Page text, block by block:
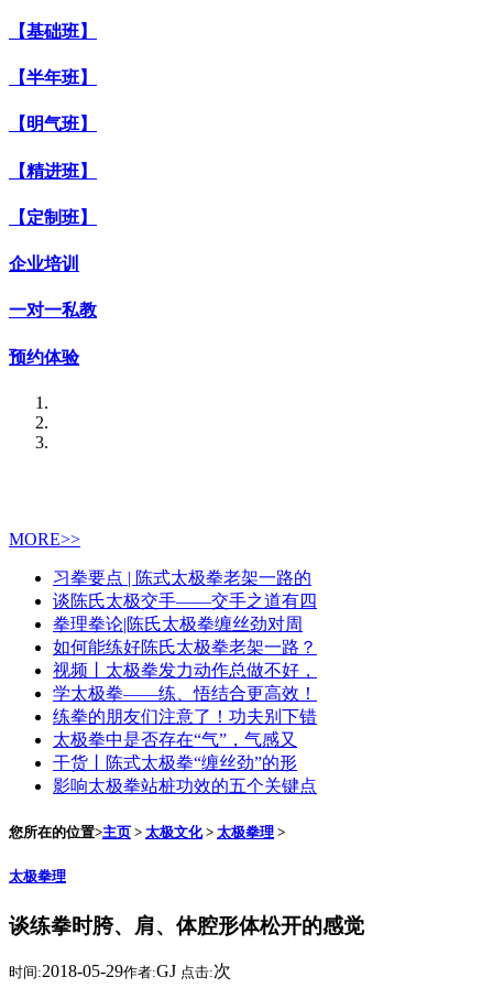
【基础班】
【半年班】
【明气班】
【精进班】
【定制班】
企业培训
一对一私教
预约体验
MORE>>
习拳要点 | 陈式太极拳老架一路的
谈陈氏太极交手——交手之道有四
拳理拳论|陈氏太极拳缠丝劲对周
如何能练好陈氏太极拳老架一路？
视频丨太极拳发力动作总做不好，
学太极拳——练、悟结合更高效！
练拳的朋友们注意了！功夫别下错
太极拳中是否存在“气”，气感又
干货丨陈式太极拳“缠丝劲”的形
影响太极拳站桩功效的五个关键点
您所在的位置>主页 > 太极文化> 太极拳理 >
太极拳理
谈练拳时胯、肩、体腔形体松开的感觉
时间:2018-05-29作者:GJ 点击:次